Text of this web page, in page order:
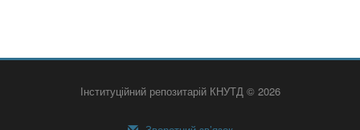
Інституційний репозитарій КНУТД © 2026